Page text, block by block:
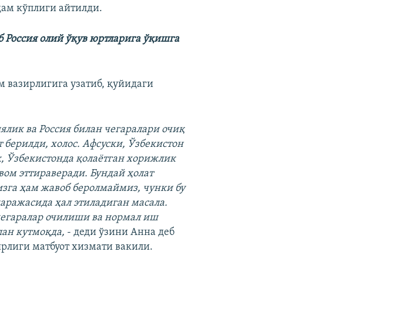
кўплиги айтилди.
олий ўқув юртларига ўқишга
вазирлигига узатиб, қуйидаги
ва Россия билан чегаралари очиқ
берилди, холос. Афсуски, Ўзбекистон
Ўзбекистонда қолаётган хорижлик
эттираверади. Бундай ҳолат
ҳам жавоб беролмаймиз, чунки бу
ҳал этиладиган масала.
очилиши ва нормал иш
кутмоқда, - деди ўзини Анна деб
матбуот хизмати вакили.